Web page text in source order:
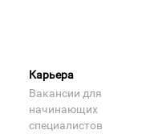
Карьера
Вакансии для
начинающих
специалистов